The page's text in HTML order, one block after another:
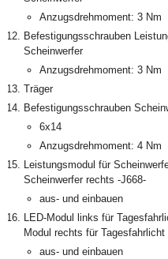
Anzugsdrehmoment: 3 Nm
Befestigungsschrauben
Scheinwerfer
Anzugsdrehmoment: 3 Nm
Träger
Befestigungsschrauben
6x14
Anzugsdrehmoment: 4 Nm
Leistungsmodul für
Scheinwerfer rechts -J668-
aus- und einbauen
LED-Modul links für
Modul rechts für
aus- und einbauen